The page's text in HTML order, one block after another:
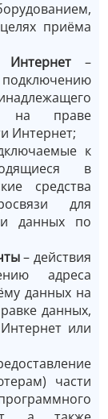
приёма
Интернет –
на праве
Интернет;
к
в
средства
для
данных по
– действия
адреса
данных на
данных,
или
части